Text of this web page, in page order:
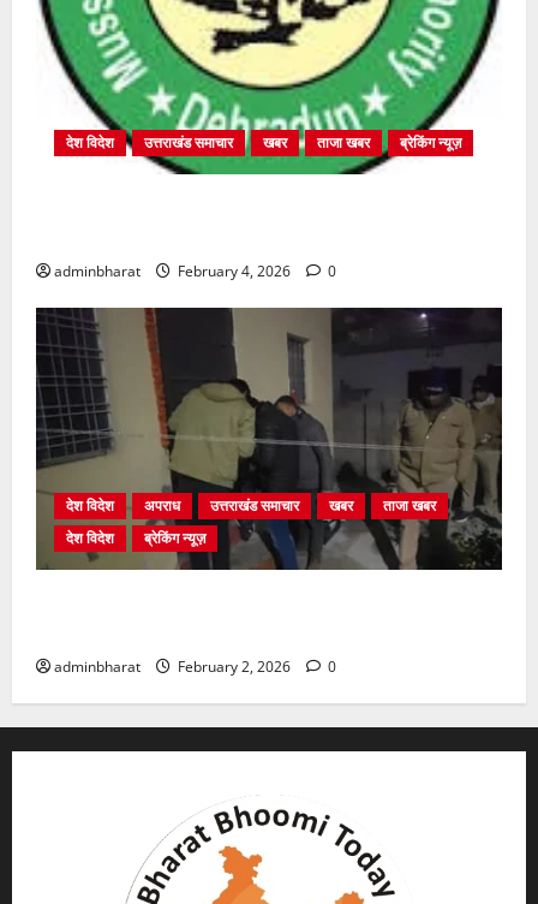
देश विदेश उत्तराखंड समाचार खबर ताजा खबर ब्रेकिंग न्यूज़
adminbharat February 4, 2026 0
देश विदेश अपराध उत्तराखंड समाचार खबर
ताजा खबर
देश विदेश
ब्रेकिंग न्यूज़
adminbharat February 2, 2026 0